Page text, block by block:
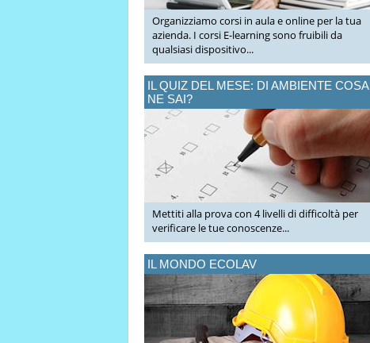
Organizziamo corsi in aula e online per la tua
azienda. I corsi E-learning sono fruibili da
qualsiasi dispositivo...
IL QUIZ DEL MESE: DI AMBIENTE COSA
NE SAI?
Mettiti alla prova con 4 livelli di difficoltà per
verificare le tue conoscenze...
IL MONDO ECOLAV